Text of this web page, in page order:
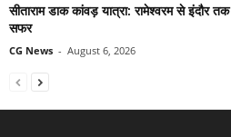
सीताराम डाक कांवड़ यात्रा: रामेश्वरम से इंदौर
सफर
CG News - August 6, 2026